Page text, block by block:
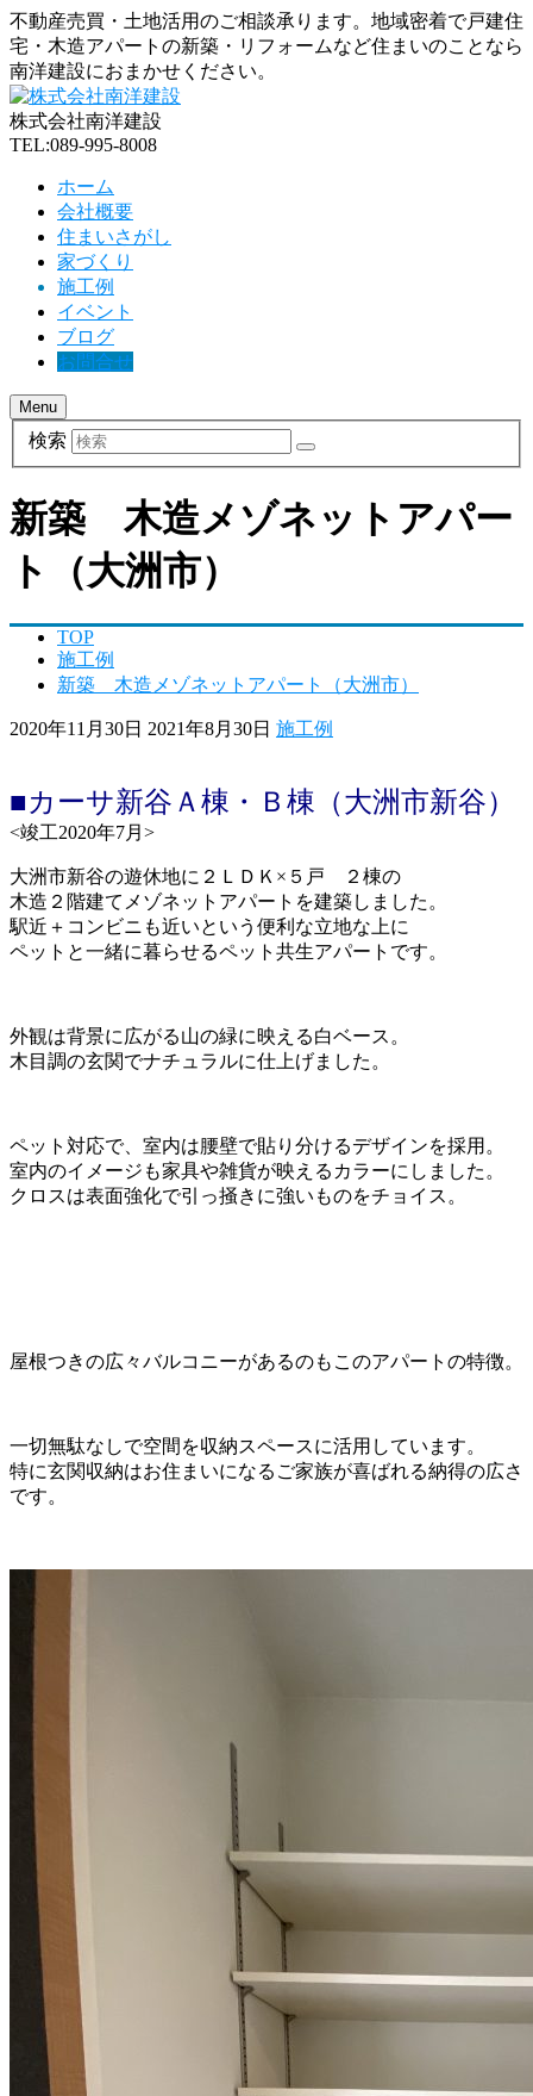
不動産売買・土地活用のご相談承ります。地域密着で戸建住
宅・木造アパートの新築・リフォームなど住まいのことなら
南洋建設におまかせください。
株式会社南洋建設
TEL:089-995-8008
ホーム
会社概要
住まいさがし
家づくり
施工例
イベント
ブログ
お問合せ
Menu
検索
新築 木造メゾネットアパー
ト（大洲市）
TOP
施工例
新築 木造メゾネットアパート（大洲市）
2020年11月30日 2021年8月30日 施工例
■カーサ新谷Ａ棟・Ｂ棟（大洲市新谷）
<竣工2020年7月>
大洲市新谷の遊休地に２ＬＤＫ×５戸 ２棟の
木造２階建てメゾネットアパートを建築しました。
駅近＋コンビニも近いという便利な立地な上に
ペットと一緒に暮らせるペット共生アパートです。
外観は背景に広がる山の緑に映える白ベース。
木目調の玄関でナチュラルに仕上げました。
ペット対応で、室内は腰壁で貼り分けるデザインを採用。
室内のイメージも家具や雑貨が映えるカラーにしました。
クロスは表面強化で引っ掻きに強いものをチョイス。
屋根つきの広々バルコニーがあるのもこのアパートの特徴。
一切無駄なしで空間を収納スペースに活用しています。
特に玄関収納はお住まいになるご家族が喜ばれる納得の広さ
です。